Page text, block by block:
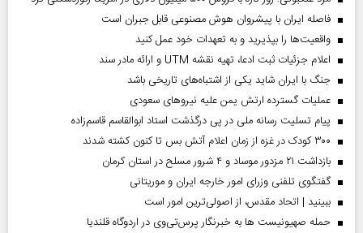
فاصله ایران با پیشرو‌ان هوش مصنوعی قابل جبران است
واقعیت‌ها را بپذیرید و به تعهدات خود عمل کنید
اعلام جزئیات ثبت ادعا، تهیه نقشه UTM و ارائه مادر سند
جنگ با ایران شاید یکی از اشتباه‌های تاریخی باشد
عملیات گسترده ارتش یمن علیه نیروهای سعودی
پیام تسلیت رسانه ملی در پی درگذشت استاد ابوالقاسم قاسم‌زاده
۳۰۰ کودک در غزه از زمان اعلام آتش بس تا کنون کشته شدند
بازداشت ۲۱ مزدور موساد و ۴ شرور مسلح در استان کرمان
گفتگوی تلفنی وزرای امور خارجه ایران و موریتانی
ببینید | اتحاد مقدس، از اصولی‌ترین امور است
حمله صهیونیست ها به خبرنگار پرس‌تی‌وی در اردوگاه قلندیا